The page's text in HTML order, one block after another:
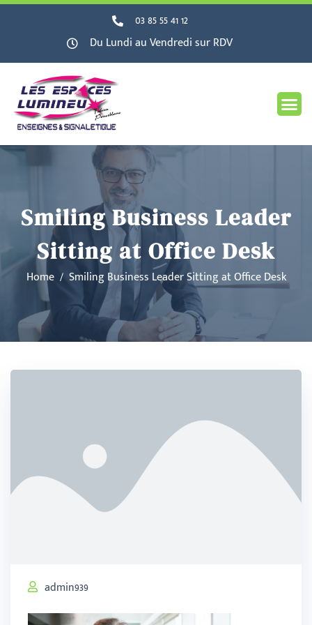
03 85 55 41 12
Du Lundi au Vendredi sur RDV
Smiling Business Leader
Sitting at Office Desk
Home Smiling Business Leader Sitting at Office Desk
admin939